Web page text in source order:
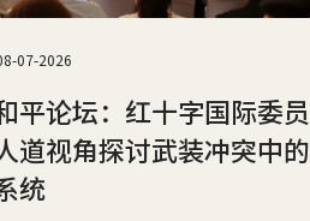
07-2026
平论坛：红十字国际委员
道视角探讨武装冲突中的
统